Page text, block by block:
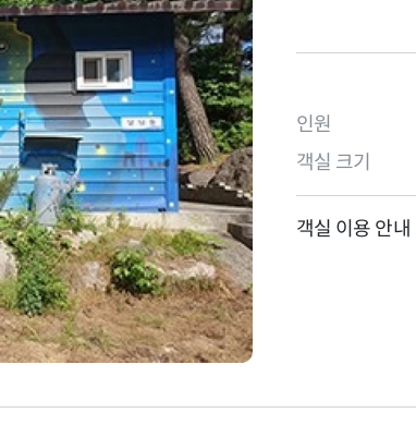
인원
객실 크기
객실 이용 안내